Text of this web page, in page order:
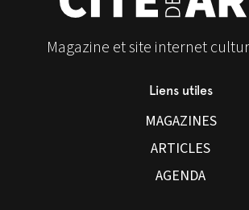
Magazine et site internet
Liens utiles
MAGAZINES
ARTICLES
AGENDA